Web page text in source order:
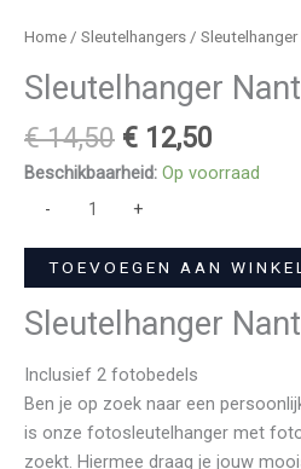
Home / Sleutelhangers /
Sleutelhanger
€14,50 € 12,50
Beschikbaarheid: Op voorraad
-
+
TOEVOEGEN AAN
Sleutelhanger
Inclusief 2 fotobedels
Ben je op zoek naar een
is onze fotosleutelhanger met
zoekt. Hiermee draag je jouw